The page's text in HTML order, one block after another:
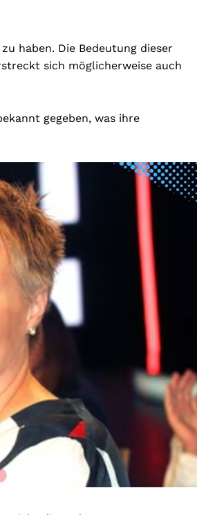
haben. Die Bedeutung dieser
sich möglicherweise auch
gegeben, was ihre